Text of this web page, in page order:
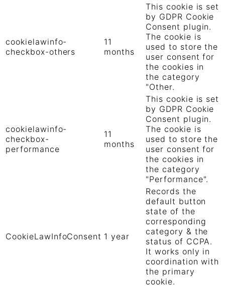
cookielawinfo-
checkbox-others
11
months
This cookie is set
by GDPR Cookie
Consent plugin.
The cookie is
used to store the
user consent for
the cookies in
the category
"Other.
cookielawinfo-
checkbox-
performance
11
months
This cookie is set
by GDPR Cookie
Consent plugin.
The cookie is
used to store the
user consent for
the cookies in
the category
"Performance".
CookieLawInfoConsent 1 year
Records the
default button
state of the
corresponding
category & the
status of CCPA.
It works only in
coordination with
the primary
cookie.